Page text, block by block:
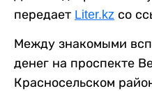
передает Liter.kz со
Между знакомыми
денег на проспекте
Красносельском